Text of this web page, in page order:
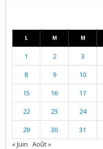
L M M
1 2 3
8 9 10
15 16 17
22 23 24
29 30
31
« Juin Août »